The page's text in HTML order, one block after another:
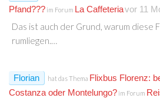
Pfand??? im Forum La Caffeteriavor 11
Das ist auch der Grund, warum diese
rumliegen.…
Florian hat das Thema Flixbus Florenz:
Costanza oder Montelungo? im Forum